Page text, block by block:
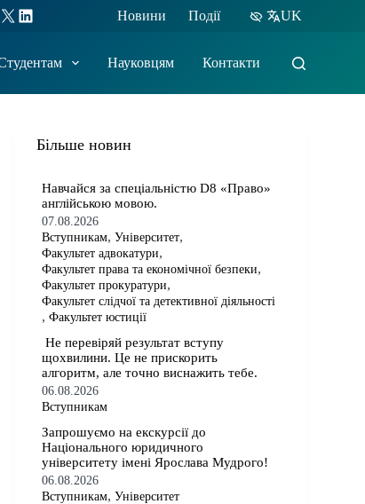
LinkedIn Новини Події
UK
Науковцям Контакти
Більше новин
​​Навчайся за спеціальністю D8 «Право»
англійською мовою.
07.08.2026
Вступникам,Університет,
Факультет адвокатури,
Факультет права та економічної безпеки,
Факультет прокуратури,
Факультет слідчої та детективної діяльності
,Факультет юстиції
​​ Не перевіряй результат вступу
щохвилини. Це не прискорить
алгоритм, але точно виснажить тебе.
06.08.2026
Вступникам
​​Запрошуємо на екскурсії до
Національного юридичного
університету імені Ярослава Мудрого!
06.08.2026
Вступникам,Університет